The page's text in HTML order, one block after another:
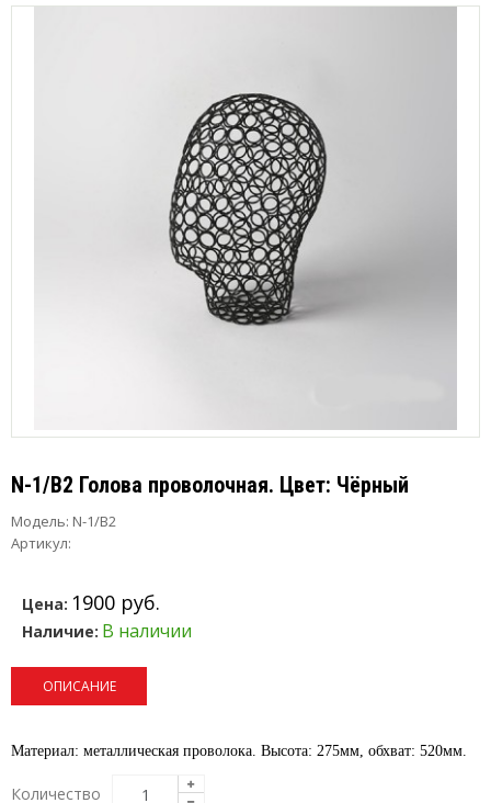
N-1/B2 Голова проволочная. Цвет: Чёрный
Модель: N-1/B2
Артикул:
Цена: 1900 руб.
Наличие: В наличии
ОПИСАНИЕ
Материал: металлическая проволока. Высота: 275мм, обхват: 520мм.
Количество